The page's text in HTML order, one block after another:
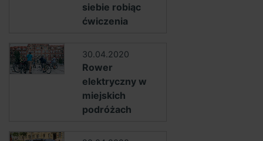
siebie robiąc
ćwiczenia
30.04.2020
Rower
elektryczny w
miejskich
podróżach